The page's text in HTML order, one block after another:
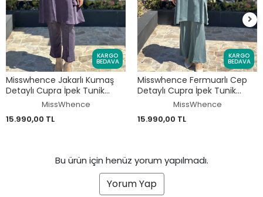
KARGO
BEDAVA
Misswhence Jakarlı Kumaş
Detaylı Cupra İpek Tunik
Pantolon Takım 39014
MissWhence
15.990,00 TL
KARGO
BEDAVA
Misswhence Fermuarlı Cep
Detaylı Cupra İpek Tunik
Pantolon Takım 39025
MissWhence
15.990,00 TL
Bu ürün için henüz yorum yapılmadı.
Yorum Yap